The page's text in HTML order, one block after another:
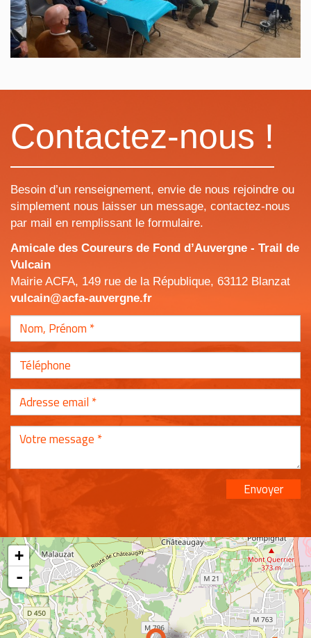
Contactez-nous !
Besoin d’un renseignement, envie de nous rejoindre ou
simplement nous laisser un message, contactez-nous
par mail en remplissant le formulaire.
Amicale des Coureurs de Fond d’Auvergne - Trail de
Vulcain
Mairie ACFA, 149 rue de la République, 63112 Blanzat
vulcain@acfa-auvergne.fr
Envoyer
+
-